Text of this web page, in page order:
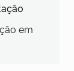
em